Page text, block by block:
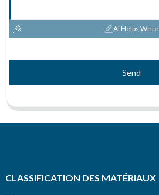
AI Helps Write
Send
CLASSIFICATION DES MATÉRIAUX